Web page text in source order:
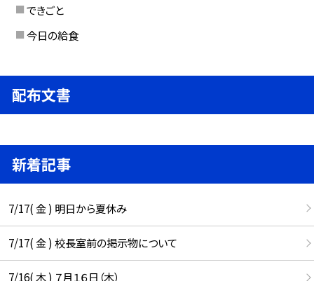
できごと
今日の給食
配布文書
新着記事
7/17( 金 ) 明日から夏休み
7/17( 金 ) 校長室前の掲示物について
7/16( 木 ) ７月１６日（木）